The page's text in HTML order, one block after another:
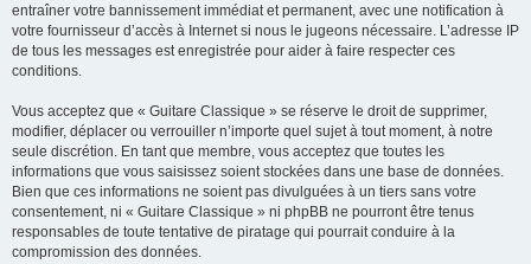
entraîner votre bannissement immédiat et permanent, avec une notification à
votre fournisseur d’accès à Internet si nous le jugeons nécessaire. L’adresse IP
de tous les messages est enregistrée pour aider à faire respecter ces
conditions.
Vous acceptez que « Guitare Classique » se réserve le droit de supprimer,
modifier, déplacer ou verrouiller n’importe quel sujet à tout moment, à notre
seule discrétion. En tant que membre, vous acceptez que toutes les
informations que vous saisissez soient stockées dans une base de données.
Bien que ces informations ne soient pas divulguées à un tiers sans votre
consentement, ni « Guitare Classique » ni phpBB ne pourront être tenus
responsables de toute tentative de piratage qui pourrait conduire à la
compromission des données.